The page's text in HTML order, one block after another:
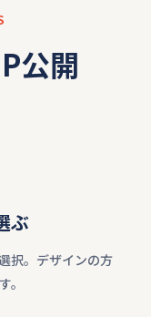
公開
ぶ
択。デザインの方
。